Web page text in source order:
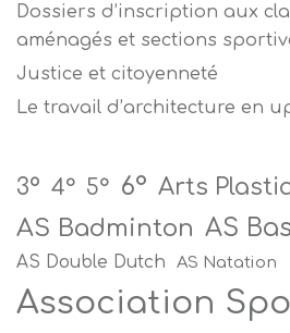
Dossiers d’inscription aux
aménagés et sections
Justice et citoyenneté
Le travail d’architecture en
3° 4° 5° 6° Arts
AS Badminton AS
AS Double Dutch AS Natation
Association